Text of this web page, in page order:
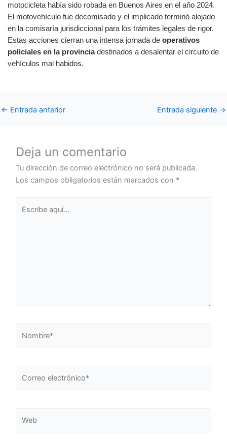
motocicleta había sido robada en Buenos Aires en el año 2024.
El motovehículo fue decomisado y el implicado terminó alojado
en la comisaría jurisdiccional para los trámites legales de rigor.
Estas acciones cierran una intensa jornada de operativos
policiales en la provinciadestinados a desalentar el circuito de
vehículos mal habidos.
← Entrada anterior Entrada siguiente →
Deja un comentario
Tu dirección de correo electrónico no será publicada.
Los campos obligatorios están marcados con *
aquí...
electrónico*